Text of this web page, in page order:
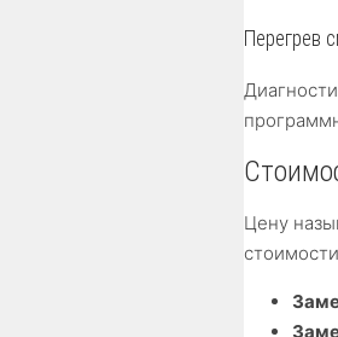
Перегрев
Цену